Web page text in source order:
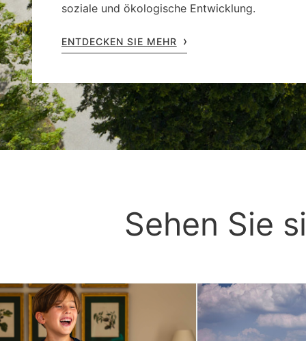
soziale und ökologische Entwicklung.
ENTDECKEN SIE MEHR
Sehen Sie